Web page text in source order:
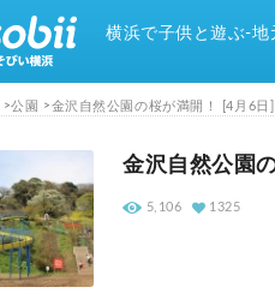
横浜で子供と遊ぶ-地
公園 金沢自然公園の桜が満開！ [4月6日]
金沢自然公園
5,106 1325